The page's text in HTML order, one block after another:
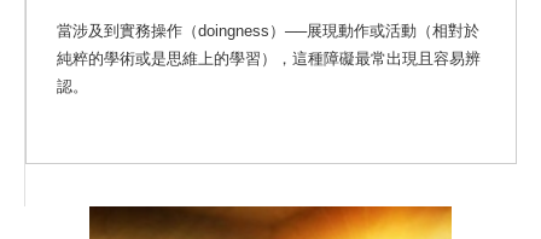
當涉及到實務操作（doingness）──展現動作或活動（相對於
純粹的學術或是思維上的學習），這種障礙最常出現且容易辨
認。